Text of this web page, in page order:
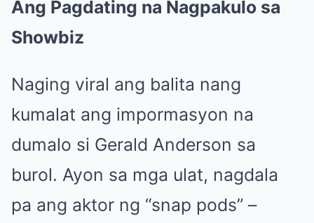
Ang Pagdating na Nagpakulo sa
Showbiz
Naging viral ang balita nang
kumalat ang impormasyon na
dumalo si Gerald Anderson sa
burol. Ayon sa mga ulat, nagdala
pa ang aktor ng “snap pods” –